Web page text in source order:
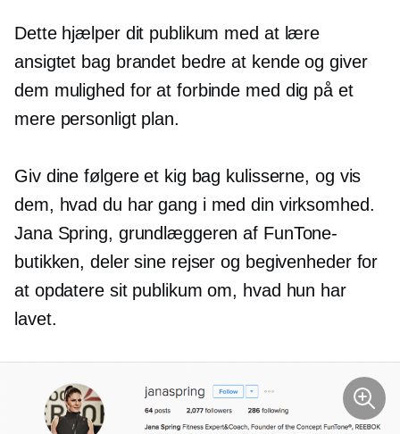
Dette hjælper dit publikum med at lære
ansigtet bag brandet bedre at kende og giver
dem mulighed for at forbinde med dig på et
mere personligt plan.
Giv dine følgere et kig bag kulisserne, og vis
dem, hvad du har gang i med din virksomhed.
Jana Spring, grundlæggeren af ​​FunTone-
butikken, deler sine rejser og begivenheder for
at opdatere sit publikum om, hvad hun har
lavet.